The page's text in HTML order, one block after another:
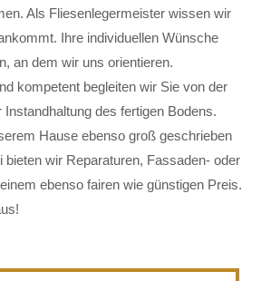
Als Fliesenlegermeister wissen wir
Ihre individuellen Wünsche
an dem wir uns orientieren.
kompetent begleiten wir Sie von der
des fertigen Bodens.
Hause ebenso groß geschrieben
bieten wir Reparaturen, Fassaden- oder
ebenso fairen wie günstigen Preis.